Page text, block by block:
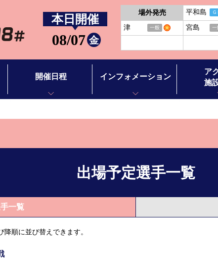
本日開催
08/07 金
場外発売 平和島
津 一般 宮島 一
手紹介
開催日程 インフォメーション
ア
施
ボートレ
出場予定選手一覧
一覧
順に並び替えできます。